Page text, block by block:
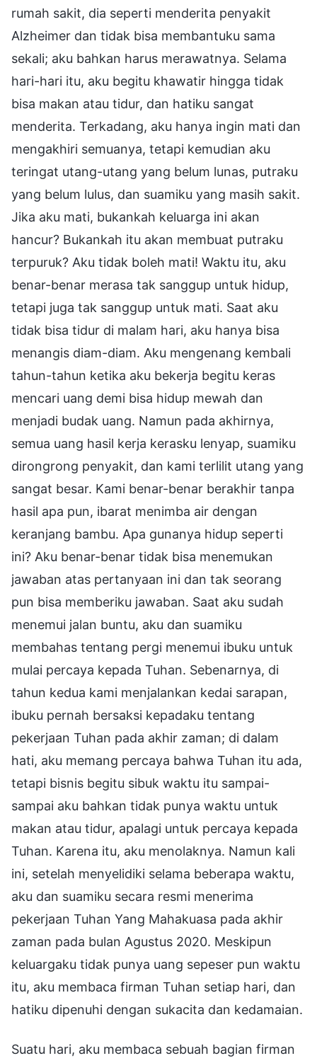
rumah sakit, dia seperti menderita penyakit
Alzheimer dan tidak bisa membantuku sama
sekali; aku bahkan harus merawatnya. Selama
hari-hari itu, aku begitu khawatir hingga tidak
bisa makan atau tidur, dan hatiku sangat
menderita. Terkadang, aku hanya ingin mati dan
mengakhiri semuanya, tetapi kemudian aku
teringat utang-utang yang belum lunas, putraku
yang belum lulus, dan suamiku yang masih sakit.
Jika aku mati, bukankah keluarga ini akan
hancur? Bukankah itu akan membuat putraku
terpuruk? Aku tidak boleh mati! Waktu itu, aku
benar-benar merasa tak sanggup untuk hidup,
tetapi juga tak sanggup untuk mati. Saat aku
tidak bisa tidur di malam hari, aku hanya bisa
menangis diam-diam. Aku mengenang kembali
tahun-tahun ketika aku bekerja begitu keras
mencari uang demi bisa hidup mewah dan
menjadi budak uang. Namun pada akhirnya,
semua uang hasil kerja kerasku lenyap, suamiku
dirongrong penyakit, dan kami terlilit utang yang
sangat besar. Kami benar-benar berakhir tanpa
hasil apa pun, ibarat menimba air dengan
keranjang bambu. Apa gunanya hidup seperti
ini? Aku benar-benar tidak bisa menemukan
jawaban atas pertanyaan ini dan tak seorang
pun bisa memberiku jawaban. Saat aku sudah
menemui jalan buntu, aku dan suamiku
membahas tentang pergi menemui ibuku untuk
mulai percaya kepada Tuhan. Sebenarnya, di
tahun kedua kami menjalankan kedai sarapan,
ibuku pernah bersaksi kepadaku tentang
pekerjaan Tuhan pada akhir zaman; di dalam
hati, aku memang percaya bahwa Tuhan itu ada,
tetapi bisnis begitu sibuk waktu itu sampai-
sampai aku bahkan tidak punya waktu untuk
makan atau tidur, apalagi untuk percaya kepada
Tuhan. Karena itu, aku menolaknya. Namun kali
ini, setelah menyelidiki selama beberapa waktu,
aku dan suamiku secara resmi menerima
pekerjaan Tuhan Yang Mahakuasa pada akhir
zaman pada bulan Agustus 2020. Meskipun
keluargaku tidak punya uang sepeser pun waktu
itu, aku membaca firman Tuhan setiap hari, dan
hatiku dipenuhi dengan sukacita dan kedamaian.
Suatu hari, aku membaca sebuah bagian firman